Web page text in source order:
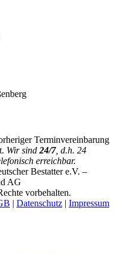
Terminvereinbarung
Wir sind 24/7, d.h. 24
erreichbar.
Bestatter e.V. –
AG
vorbehalten.
| Datenschutz | Impressum